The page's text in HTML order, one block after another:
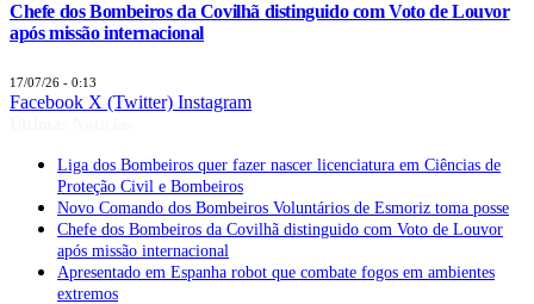
Chefe dos Bombeiros da Covilhã distinguido com Voto de Louvor
após missão internacional
17/07/26 - 0:13
Facebook X (Twitter) Instagram
Liga dos Bombeiros quer fazer nascer licenciatura em Ciências de
Proteção Civil e Bombeiros
Novo Comando dos Bombeiros Voluntários de Esmoriz toma posse
Chefe dos Bombeiros da Covilhã distinguido com Voto de Louvor
após missão internacional
Apresentado em Espanha robot que combate fogos em ambientes
extremos